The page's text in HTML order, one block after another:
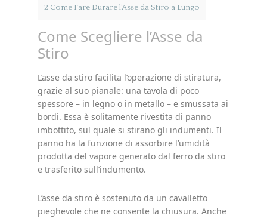
2 Come Fare Durare l’Asse da Stiro a Lungo
Come Scegliere l’Asse da
Stiro
L’asse da stiro facilita l’operazione di stiratura,
grazie al suo pianale: una tavola di poco
spessore – in legno o in metallo – e smussata ai
bordi. Essa è solitamente rivestita di panno
imbottito, sul quale si stirano gli indumenti. Il
panno ha la funzione di assorbire l’umidità
prodotta del vapore generato dal ferro da stiro
e trasferito sull’indumento.
L’asse da stiro è sostenuto da un cavalletto
pieghevole che ne consente la chiusura. Anche